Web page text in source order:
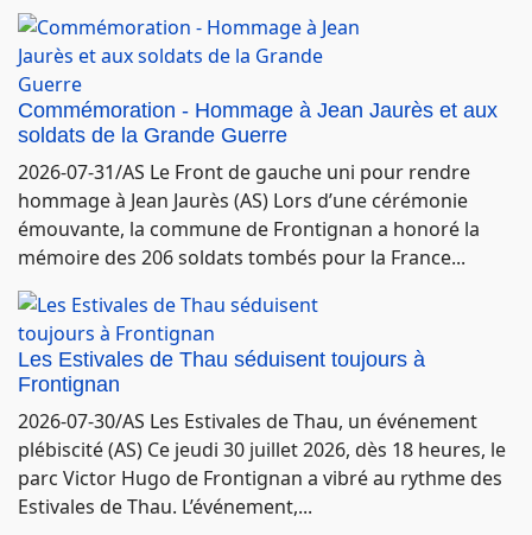
Commémoration - Hommage à Jean Jaurès et aux
soldats de la Grande Guerre
2026-07-31/AS Le Front de gauche uni pour rendre
hommage à Jean Jaurès (AS) Lors d’une cérémonie
émouvante, la commune de Frontignan a honoré la
mémoire des 206 soldats tombés pour la France...
Les Estivales de Thau séduisent toujours à
Frontignan
2026-07-30/AS Les Estivales de Thau, un événement
plébiscité (AS) Ce jeudi 30 juillet 2026, dès 18 heures, le
parc Victor Hugo de Frontignan a vibré au rythme des
Estivales de Thau. L’événement,...